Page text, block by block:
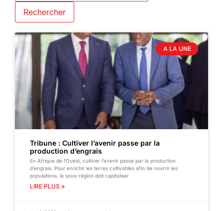
A LA UNE
Tribune : Cultiver l’avenir passe par la
production d’engrais
En Afrique de l’Ouest, cultiver l’avenir passe par la production
d’engrais. Pour enrichir les terres cultivables afin de nourrir les
populations, la sous-région doit capitaliser
LIRE PLUS »